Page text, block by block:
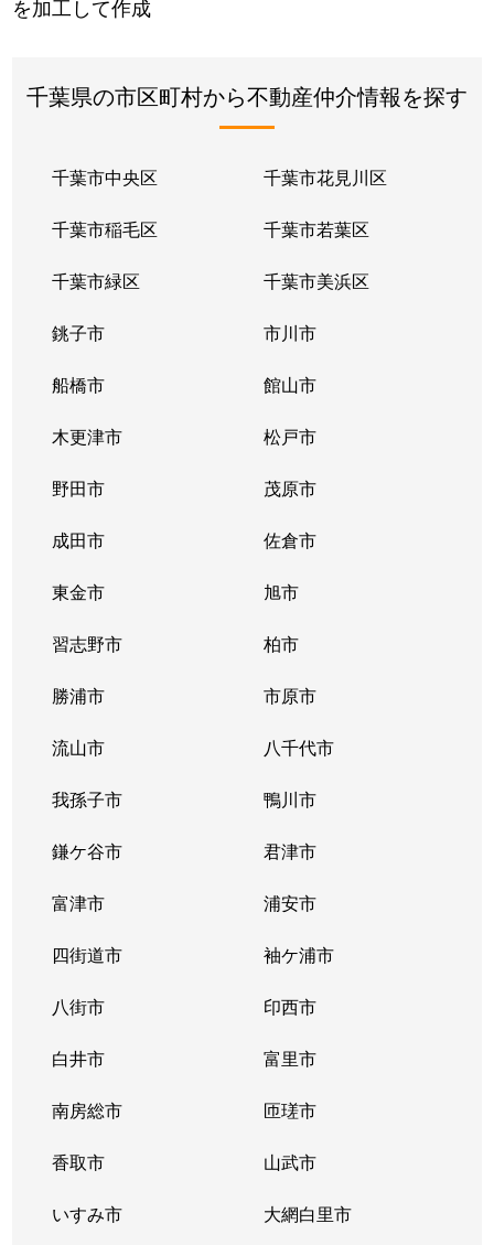
を加工して作成
千葉県の市区町村から不動産仲介情報を探す
千葉市中央区 千葉市花見川区
千葉市稲毛区 千葉市若葉区
千葉市緑区 千葉市美浜区
銚子市 市川市
船橋市 館山市
木更津市 松戸市
野田市 茂原市
成田市 佐倉市
東金市 旭市
習志野市 柏市
勝浦市 市原市
流山市 八千代市
我孫子市 鴨川市
鎌ケ谷市 君津市
富津市 浦安市
四街道市 袖ケ浦市
八街市 印西市
白井市 富里市
南房総市 匝瑳市
香取市 山武市
いすみ市 大網白里市